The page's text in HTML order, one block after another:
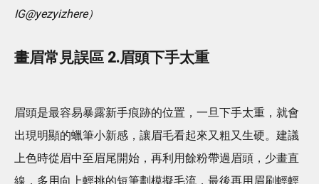
IG@yezyizhere）
畫眉常見誤區 2.眉頭下手太重
眉頭是最容易暴露新手痕跡的位置，一旦下手太重，就會
出現明顯的蠟筆小新感，讓眉毛看起來又粗又生硬。建議
上色時從眉中至眉尾開始，再利用餘粉帶過眉頭，少畫直
線，多用向上輕挑的短筆劃模擬毛流，最後再用眉刷輕輕